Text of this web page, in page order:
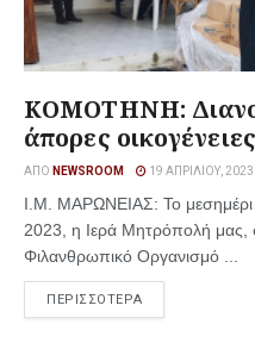
ΚΟΜΟΤΗΝΗ:
άπορες οικογένειες
ΑΠΌ NEWSROOM 19 ΑΠΡΙΛΊΟΥ, 2023
Ι.Μ. ΜΑΡΩΝΕΙΑΣ: Το μεσημέρι
2023, η Ιερά Μητρόπολή μας,
Φιλανθρωπικό Οργανισμό ...
ΠΕΡΙΣΣΟΤΕΡΑ